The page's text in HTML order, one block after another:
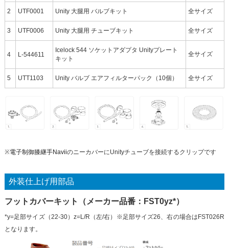
2 UTF0001 Unity 大腿用 バルブキット 全サイズ
3 UTF0006 Unity 大腿用 チューブキット 全サイズ
4 L-544611
Icelock 544 ソケットアダプタ Unityプレート
キット
全サイズ
5 UTT1103 Unity バルブ エアフィルターパック（10個） 全サイズ
※電子制御膝継手NaviiのニーカバーにUnityチューブを接続するクリップです
外装仕上げ用部品
フットカバーキット（メーカー品番：FST0yz*）
*y=足部サイズ（22-30）z=L/R（左/右）※足部サイズ26、右の場合はFST026R
となります。